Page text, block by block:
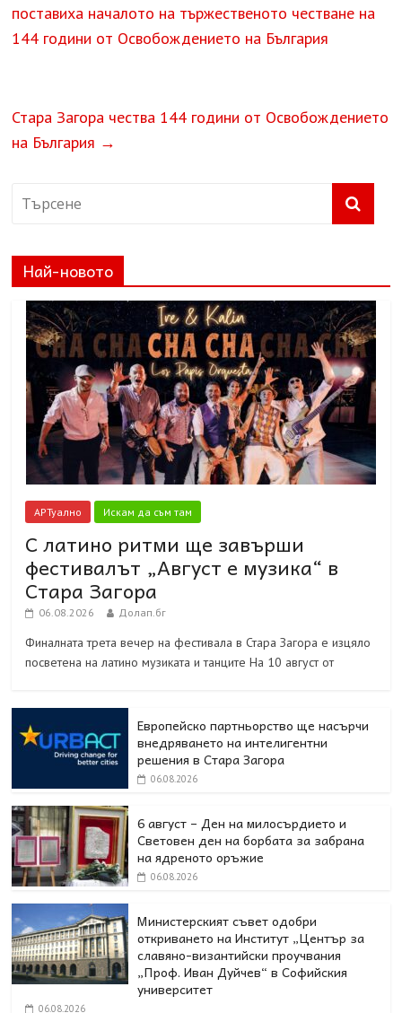
поставиха началото на тържественото честване на
144 години от Освобождението на България
Стара Загора чества 144 години от Освобождението
на България →
Най-новото
АРТуално Искам да съм там
С латино ритми ще завърши
фестивалът „Август е музика“ в
Стара Загора
06.08.2026 Долап.бг
Финалната трета вечер на фестивала в Стара Загора е изцяло
посветена на латино музиката и танците На 10 август от
Европейско партньорство ще насърчи
внедряването на интелигентни
решения в Стара Загора
06.08.2026
6 август – Ден на милосърдието и
Световен ден на борбата за забрана
на ядреното оръжие
06.08.2026
Министерският съвет одобри
откриването на Институт „Център за
славяно-византийски проучвания
„Проф. Иван Дуйчев“ в Софийския
университет
06.08.2026